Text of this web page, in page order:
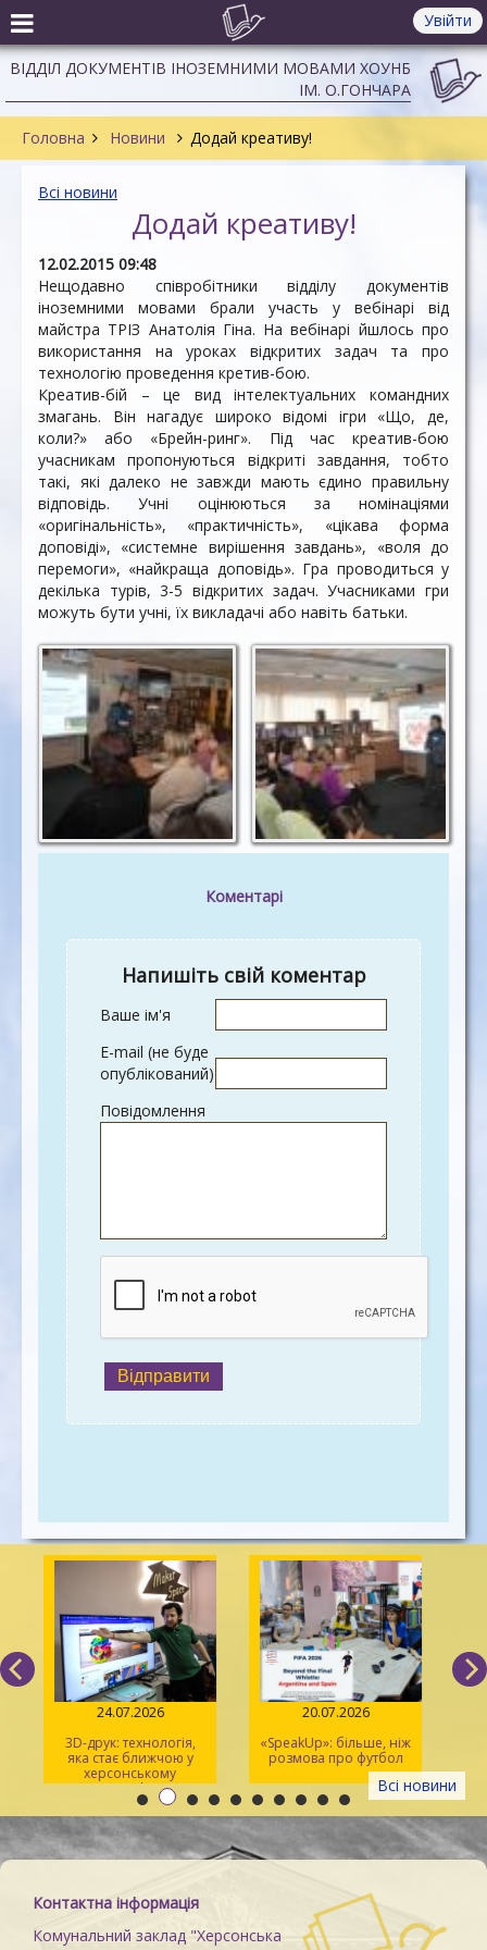
Увійти
ВІДДІЛ ДОКУМЕНТІВ ІНОЗЕМНИМИ МОВАМИ ХОУНБ
ІМ. О.ГОНЧАРА
Головна Новини Додай креативу!
Всі новини
Додай креативу!
12.02.2015 09:48
Нещодавно співробітники відділу документів
іноземними мовами брали участь у вебінарі від
майстра ТРІЗ Анатолія Гіна. На вебінарі йшлось про
використання на уроках відкритих задач та про
технологію проведення кретив-бою.
Креатив-бій – це вид інтелектуальних командних
змагань. Він нагадує широко відомі ігри «Що, де,
коли?» або «Брейн-ринг». Під час креатив-бою
учасникам пропонуються відкриті завдання, тобто
такі, які далеко не завжди мають єдино правильну
відповідь. Учні оцінюються за номінаціями
«оригінальність», «практичність», «цікава форма
доповіді», «системне вирішення завдань», «воля до
перемоги», «найкраща доповідь». Гра проводиться у
декілька турів, 3-5 відкритих задач. Учасниками гри
можуть бути учні, їх викладачі або навіть батьки.
Коментарі
Напишіть свій коментар
Ваше ім'я
E-mail (не буде
опублікований)
Повідомлення
Відправити
Всі новини
24.07.2026
3D-друк: технологія,
яка стає ближчою у
херсонському
просторі Maker Space
20.07.2026
«SpeakUp»: більше, ніж
розмова про футбол
Контактна інформація
Комунальний заклад "Херсонська